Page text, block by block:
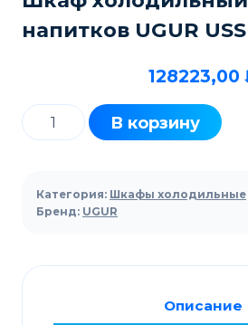
напитков UGUR
128223,00
Количество
товара
холодильный
для
UGUR
USS
В корзину
Категория: Шкафы холодильные
Бренд: UGUR
Описание